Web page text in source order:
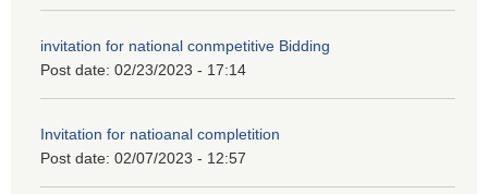
invitation for national conmpetitive Bidding
Post date: 02/23/2023 - 17:14
Invitation for natioanal completition
Post date: 02/07/2023 - 12:57